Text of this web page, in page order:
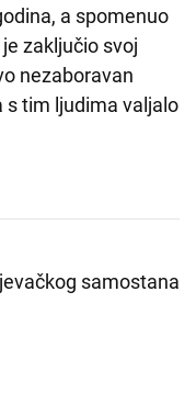
a spomenuo
zaključio svoj
nezaboravan
s tim ljudima valjalo
samostana